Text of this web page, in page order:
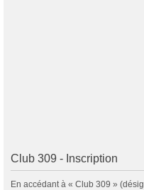
Club 309 - Inscription
En accédant à « Club 309 »